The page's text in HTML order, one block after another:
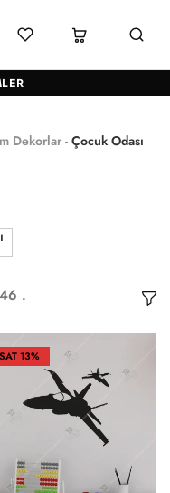
Dekorlar- Çocuk Odası
46 .
13%